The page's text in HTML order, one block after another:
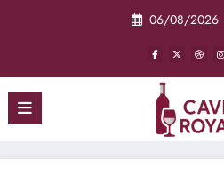
06/08/2026